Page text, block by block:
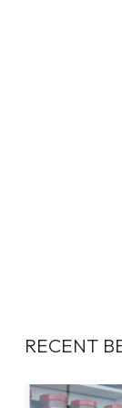
RECENT